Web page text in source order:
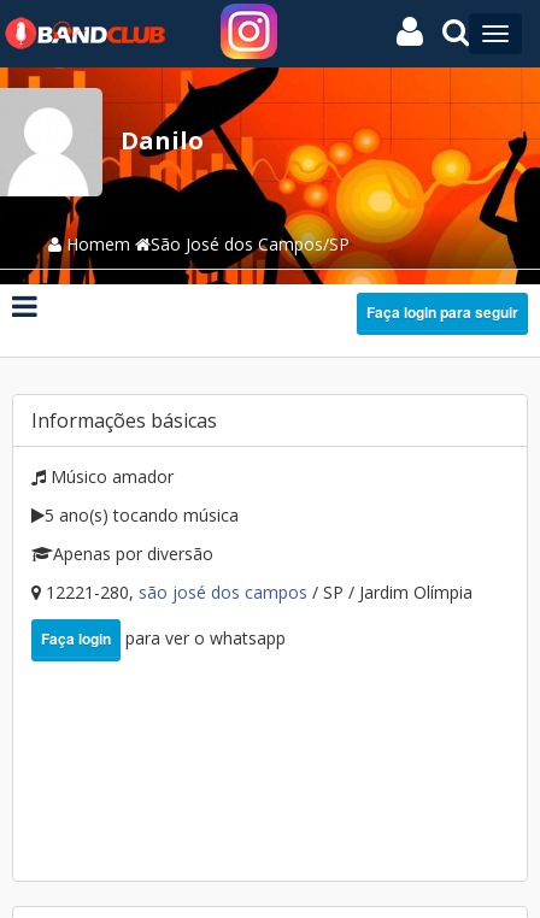
Danilo
Homem São José dos Campos/SP
Faça login para seguir
Informações básicas
Músico amador
5 ano(s) tocando música
Apenas por diversão
12221-280, são josé dos campos / SP / Jardim Olímpia
Faça login para ver o whatsapp